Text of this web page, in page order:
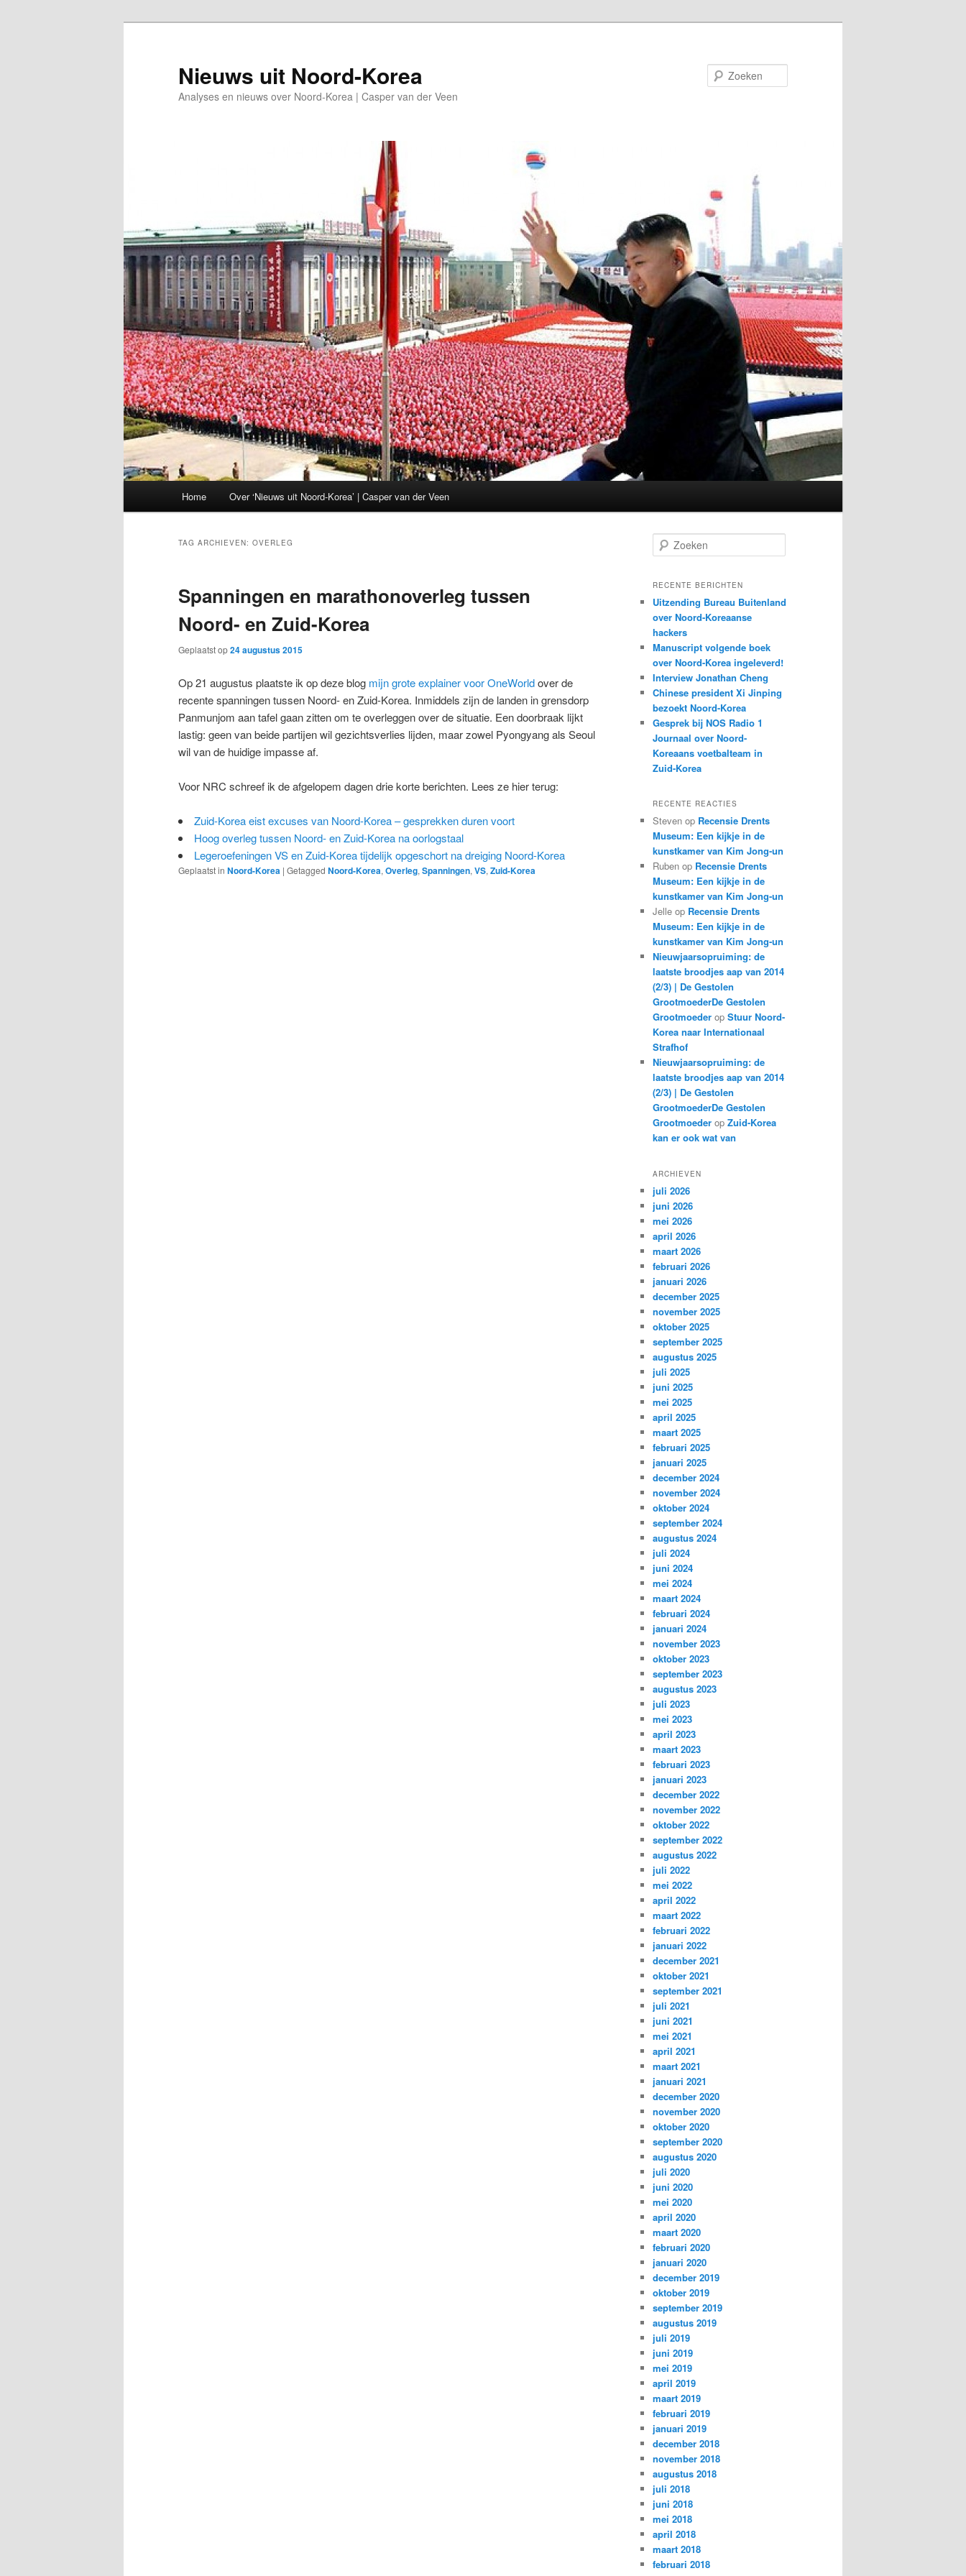
Nieuws uit Noord-Korea
Analyses en nieuws over Noord-Korea | Casper van der Veen
Home Over ‘Nieuws uit Noord-Korea’ | Casper van der Veen
TAG ARCHIEVEN: OVERLEG
Spanningen en marathonoverleg tussen
Noord- en Zuid-Korea
Geplaatst op24 augustus 2015
Op 21 augustus plaatste ik op deze blog mijn grote explainer voor OneWorldover de
recente spanningen tussen Noord- en Zuid-Korea. Inmiddels zijn de landen in grensdorp
Panmunjom aan tafel gaan zitten om te overleggen over de situatie. Een doorbraak lijkt
lastig: geen van beide partijen wil gezichtsverlies lijden, maar zowel Pyongyang als Seoul
wil van de huidige impasse af.
Voor NRC schreef ik de afgelopem dagen drie korte berichten. Lees ze hier terug:
Zuid-Korea eist excuses van Noord-Korea – gesprekken duren voort
Hoog overleg tussen Noord- en Zuid-Korea na oorlogstaal
Legeroefeningen VS en Zuid-Korea tijdelijk opgeschort na dreiging Noord-Korea
Geplaatst in Noord-Korea | Getagged Noord-Korea, Overleg, Spanningen, VS, Zuid-Korea
o
k
n
RECENTE BERICHTEN
Uitzending Bureau Buitenland
over Noord-Koreaanse
hackers
Manuscript volgende boek
over Noord-Korea ingeleverd!
Interview Jonathan Cheng
Chinese president Xi Jinping
bezoekt Noord-Korea
Gesprek bij NOS Radio 1
Journaal over Noord-
Koreaans voetbalteam in
Zuid-Korea
RECENTE REACTIES
Steven op Recensie Drents
Museum: Een kijkje in de
kunstkamer van Kim Jong-un
Ruben op Recensie Drents
Museum: Een kijkje in de
kunstkamer van Kim Jong-un
Jelle op Recensie Drents
Museum: Een kijkje in de
kunstkamer van Kim Jong-un
Nieuwjaarsopruiming: de
laatste broodjes aap van 2014
(2/3) | De Gestolen
GrootmoederDe Gestolen
Grootmoeder op Stuur Noord-
Korea naar Internationaal
Strafhof
Nieuwjaarsopruiming: de
laatste broodjes aap van 2014
(2/3) | De Gestolen
GrootmoederDe Gestolen
Grootmoeder op Zuid-Korea
kan er ook wat van
ARCHIEVEN
juli 2026
juni 2026
mei 2026
april 2026
maart 2026
februari 2026
januari 2026
december 2025
november 2025
oktober 2025
september 2025
augustus 2025
juli 2025
juni 2025
mei 2025
april 2025
maart 2025
februari 2025
januari 2025
december 2024
november 2024
oktober 2024
september 2024
augustus 2024
juli 2024
juni 2024
mei 2024
maart 2024
februari 2024
januari 2024
november 2023
oktober 2023
september 2023
augustus 2023
juli 2023
mei 2023
april 2023
maart 2023
februari 2023
januari 2023
december 2022
november 2022
oktober 2022
september 2022
augustus 2022
juli 2022
mei 2022
april 2022
maart 2022
februari 2022
januari 2022
december 2021
oktober 2021
september 2021
juli 2021
juni 2021
mei 2021
april 2021
maart 2021
januari 2021
december 2020
november 2020
oktober 2020
september 2020
augustus 2020
juli 2020
juni 2020
mei 2020
april 2020
maart 2020
februari 2020
januari 2020
december 2019
oktober 2019
september 2019
augustus 2019
juli 2019
juni 2019
mei 2019
april 2019
maart 2019
februari 2019
januari 2019
december 2018
november 2018
augustus 2018
juli 2018
juni 2018
mei 2018
april 2018
maart 2018
februari 2018